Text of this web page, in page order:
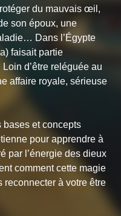
du mauvais œil,
son époux, une
Dans l’Égypte
faisait partie
d’être reléguée au
affaire royale, sérieuse
bases et concepts
pour apprendre à
par l’énergie des dieux
comment cette magie
reconnecter à votre être